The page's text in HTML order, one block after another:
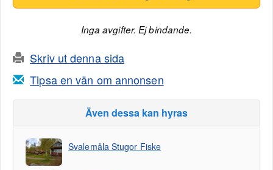
Inga avgifter. Ej bindande.
Skriv ut denna sida
Tipsa en vän om annonsen
Även dessa kan hyras
Svalemåla Stugor Fiske